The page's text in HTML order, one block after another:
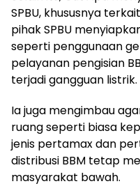
SPBU, khususnya
pihak SPBU
seperti penggunaan
pelayanan pengisian
terjadi gangguan listrik.
Ia juga mengimbau
ruang seperti biasa
jenis pertamax dan
distribusi BBM tetap
masyarakat bawah.